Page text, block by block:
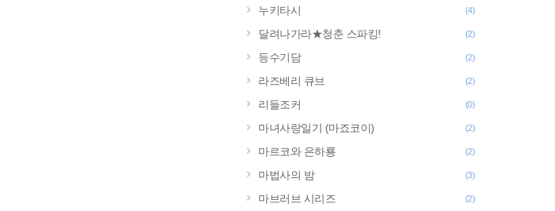
누키타시 (4)
달려나가라★청춘 스파킹! (2)
등수기담 (2)
라즈베리 큐브 (2)
리들조커 (0)
마녀사랑일기 (마죠코이) (2)
마르코와 은하룡 (2)
마법사의 밤 (3)
마브러브 시리즈 (2)